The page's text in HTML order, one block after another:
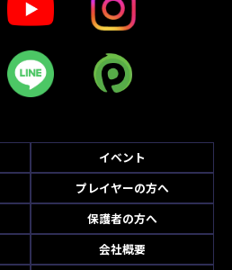
イベント
プレイヤーの方へ
保護者の方へ
会社概要